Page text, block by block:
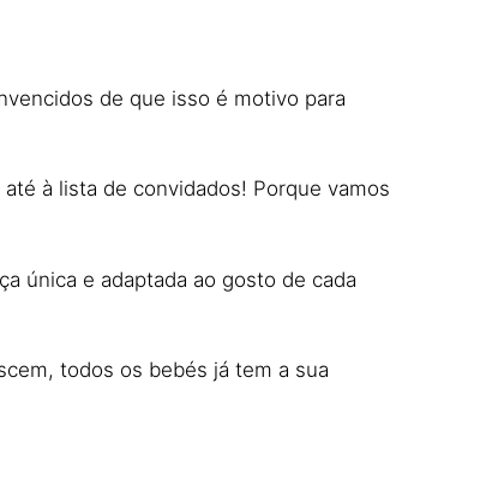
de que isso é motivo para
à lista de convidados! Porque vamos
única e adaptada ao gosto de cada
todos os bebés já tem a sua